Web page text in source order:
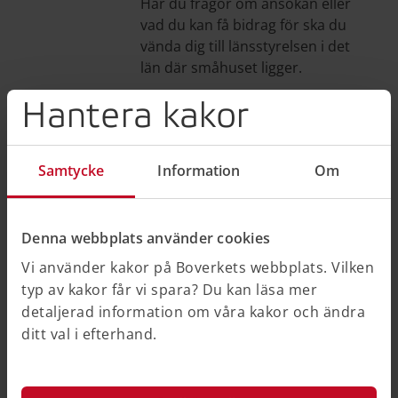
Hantera kakor
Samtycke Information Om
Denna webbplats använder cookies
Vi använder kakor på Boverkets webbplats. Vilken
typ av kakor får vi spara? Du kan läsa mer
detaljerad information om våra kakor och ändra
ditt val i efterhand.
vad du kan få bidrag för ska du
vända dig till länsstyrelsen i det
län där småhuset ligger.
Kontakta Länsstyrelsen i ditt
län (på Länsstyrelsens webbplats)
Boverket
om utbetalning av bidrag.
tekniska problem med e-
tjänsten. Boverket betalar också
ut beviljat bidrag och står som
avsändare på utbetalningen.